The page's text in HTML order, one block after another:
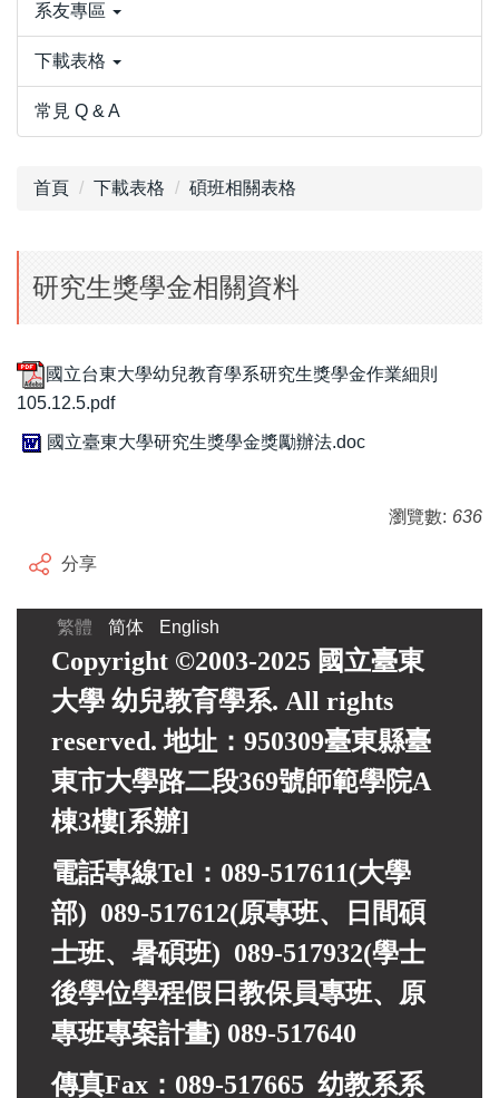
系友專區
下載表格
常見 Q & A
首頁 下載表格 碩班相關表格
研究生獎學金相關資料
國立台東大學幼兒教育學系研究生獎學金作業細則
105.12.5.pdf
國立臺東大學研究生獎學金獎勵辦法.doc
瀏覽數: 636
分享
繁體 简体 English
Copyright ©2003-2025 國立臺東
大學 幼兒教育學系. All rights
reserved. 地址：950309臺東縣臺
東市大學路二段369號師範學院A
棟3樓[系辦]
電話專線Tel：089-517611(大學
部) 089-517612(原專班、日間碩
士班、暑碩班) 089-517932(學士
後學位學程假日教保員專班、 原
專班專案計畫) 089-517640
傳真Fax：089-517665 幼教系系